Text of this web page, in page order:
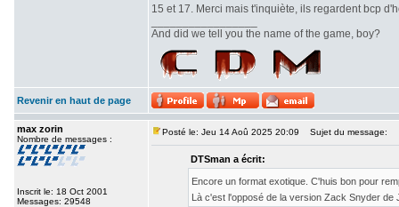
15 et 17. Merci mais t'inquiète, ils regardent bcp
And did we tell you the name of the game, boy?
Revenir en haut de page
max zorin
Nombre de messages :
Inscrit le: 18 Oct 2001
Messages: 29548
Posté le: Jeu 14 Aoû 2025 20:09 Sujet du message:
DTSman a écrit:
Encore un format exotique. C'huis bon pour
Là c'est l'opposé de la version Zack Snyder de